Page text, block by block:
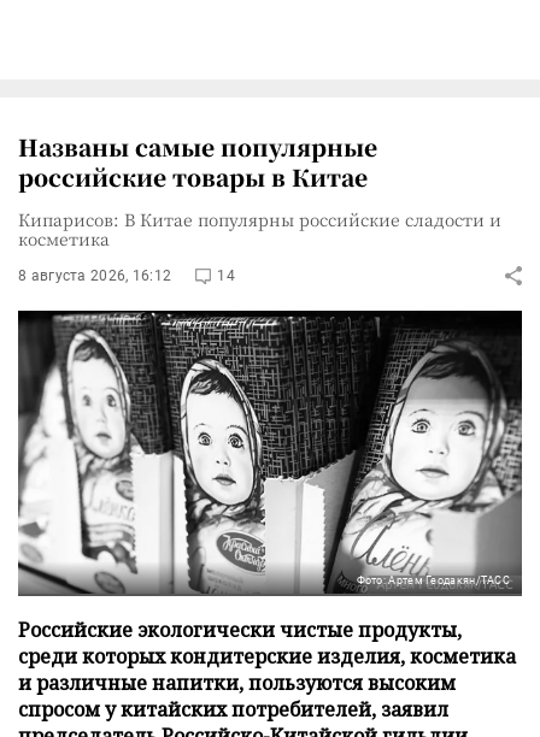
Названы самые популярные
российские товары в Китае
Кипарисов: В Китае популярны российские сладости и
косметика
8 августа 2026, 16:12 14
Фото: Артем Геодакян/ТАСС
Российские экологически чистые продукты,
среди которых кондитерские изделия, косметика
и различные напитки, пользуются высоким
спросом у китайских потребителей, заявил